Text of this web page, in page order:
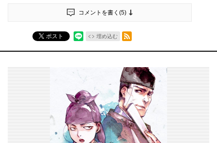
コメントを書く(5)
ポスト 埋め込む
RSSフィード